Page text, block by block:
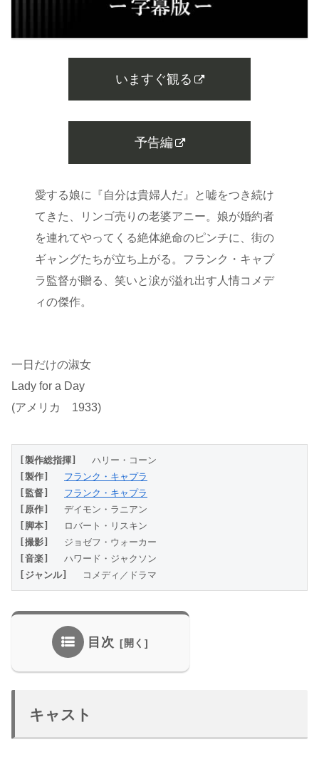
いますぐ観る
予告編
愛する娘に『自分は貴婦人だ』と嘘をつき続け
てきた、リンゴ売りの老婆アニー。娘が婚約者
を連れてやってくる絶体絶命のピンチに、街の
ギャングたちが立ち上がる。フランク・キャプ
ラ監督が贈る、笑いと涙が溢れ出す人情コメデ
ィの傑作。
一日だけの淑女
Lady for a Day
(アメリカ 1933)
[製作総指揮]
ハリー・コーン
[製作]
フランク・キャプラ
[監督]
フランク・キャプラ
[原作]
デイモン・ラニアン
[脚本]
ロバート・リスキン
[撮影]
ジョゼフ・ウォーカー
[音楽]
ハワード・ジャクソン
[ジャンル]
コメディ／ドラマ
目次
キャスト